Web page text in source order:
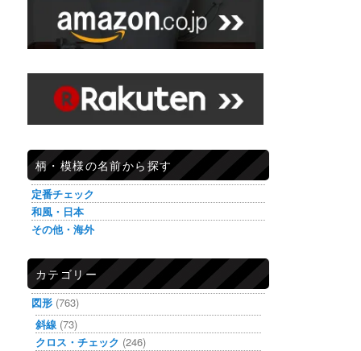
柄・模様の名前から探す
定番チェック
和風・日本
その他・海外
カテゴリー
図形 (763)
斜線 (73)
クロス・チェック (246)